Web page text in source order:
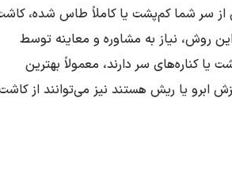
سر شما کم‌پشت یا کاملاً طاس شده،
روش، نیاز به مشاوره و معاینه توسط
کناره‌های سر دارند، معمولاً بهترین
ابرو یا ریش هستند نیز می‌توانند از